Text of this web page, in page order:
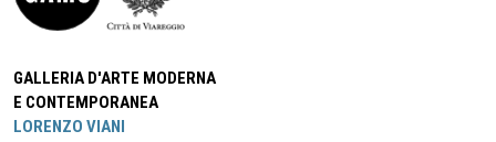
GALLERIA D'ARTE MODERNA
E CONTEMPORANEA
LORENZO VIANI